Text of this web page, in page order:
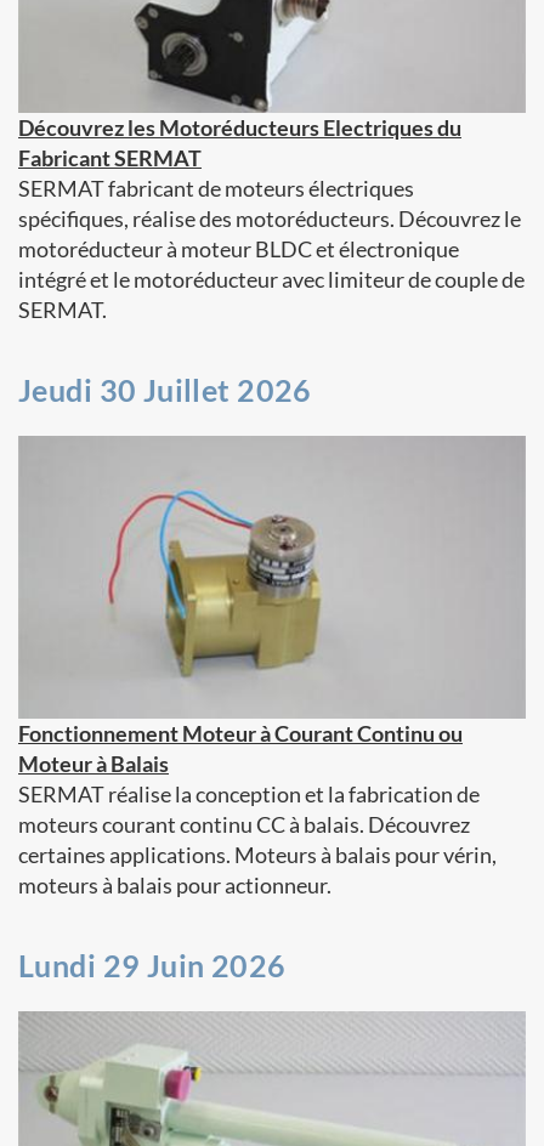
Découvrez les Motoréducteurs Electriques du
Fabricant SERMAT
SERMAT fabricant de moteurs électriques
spécifiques, réalise des motoréducteurs. Découvrez le
motoréducteur à moteur BLDC et électronique
intégré et le motoréducteur avec limiteur de couple de
SERMAT.
Jeudi 30 Juillet 2026
Fonctionnement Moteur à Courant Continu ou
Moteur à Balais
SERMAT réalise la conception et la fabrication de
moteurs courant continu CC à balais. Découvrez
certaines applications. Moteurs à balais pour vérin,
moteurs à balais pour actionneur.
Lundi 29 Juin 2026